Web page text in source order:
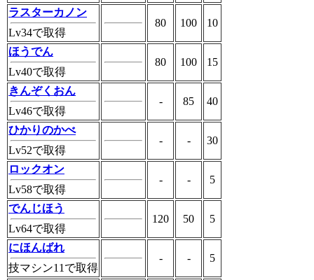
ラスターカノン
Lv34で取得
80 100 10
ほうでん
Lv40で取得
80 100 15
きんぞくおん
Lv46で取得
- 85 40
ひかりのかべ
Lv52で取得
- - 30
ロックオン
Lv58で取得
- - 5
でんじほう
Lv64で取得
120 50 5
にほんばれ
技マシン11で取得
- - 5